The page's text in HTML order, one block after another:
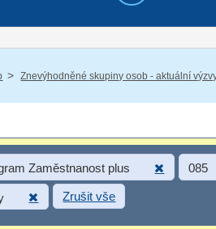
/ Znevýhodněné skupiny osob - aktuální
Zaměstnanost plus 085
Zrušit vše